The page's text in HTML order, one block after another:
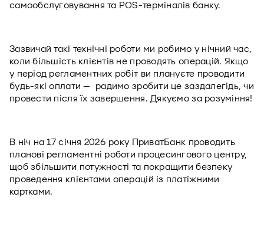
самообслуговування та POS-терміналів банку.
Зазвичай такі технічні роботи ми робимо у нічний час,
коли більшість клієнтів не проводять операцій. Якщо
у період регламентних робіт ви плануєте проводити
будь-які оплати —  радимо зробити це заздалегідь, чи
провести після їх завершення. Дякуємо за розуміння!
В ніч на 17 січня 2026 року ПриватБанк проводить
планові регламентні роботи процесингового центру,
щоб збільшити потужності та покращити безпеку
проведення клієнтами операцій із платіжними
картками.